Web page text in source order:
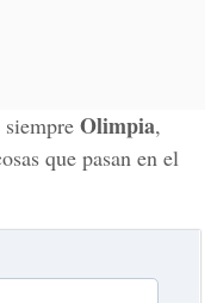
Olimpia,
que pasan en el